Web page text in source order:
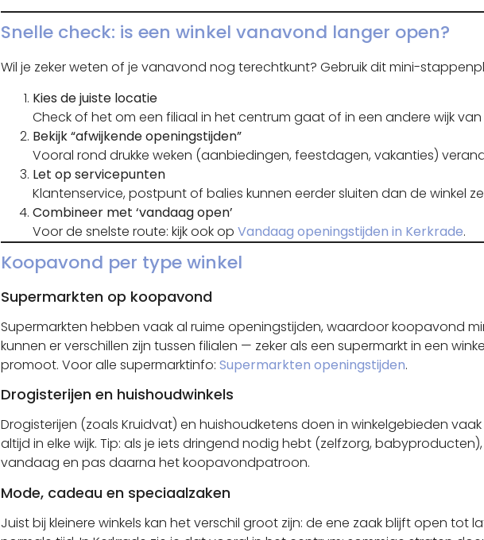
Snelle check: is een winkel vanavond langer open?
Wil je zeker weten of je vanavond nog terechtkunt? Gebruik dit mini-
Kies de juiste locatie
Check of het om een filiaal in het centrum gaat of in een andere wijk
Bekijk “afwijkende openingstijden”
Vooral rond drukke weken (aanbiedingen, feestdagen, vakanties)
Let op servicepunten
Klantenservice, postpunt of balies kunnen eerder sluiten dan de winkel
Combineer met ‘vandaag open’
Voor de snelste route: kijk ook op Vandaag openingstijden in Kerkrade.
Koopavond per type winkel
Supermarkten op koopavond
Supermarkten hebben vaak al ruime openingstijden, waardoor koopavond
kunnen er verschillen zijn tussen filialen — zeker als een supermarkt in een
promoot. Voor alle supermarktinfo: Supermarkten openingstijden.
Drogisterijen en huishoudwinkels
Drogisterijen (zoals Kruidvat) en huishoudketens doen in winkelgebieden
altijd in elke wijk. Tip: als je iets dringend nodig hebt (zelfzorg,
vandaag en pas daarna het koopavondpatroon.
Mode, cadeau en speciaalzaken
Juist bij kleinere winkels kan het verschil groot zijn: de ene zaak blijft open tot